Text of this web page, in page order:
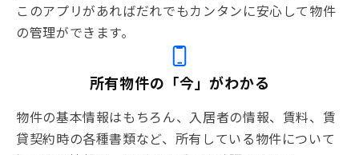
このアプリがあればだれでもカンタンに安心して物件
の管理ができます。
所有物件の「今」がわかる
物件の基本情報はもちろん、入居者の情報、賃料、賃
貸契約時の各種書類など、所有している物件について